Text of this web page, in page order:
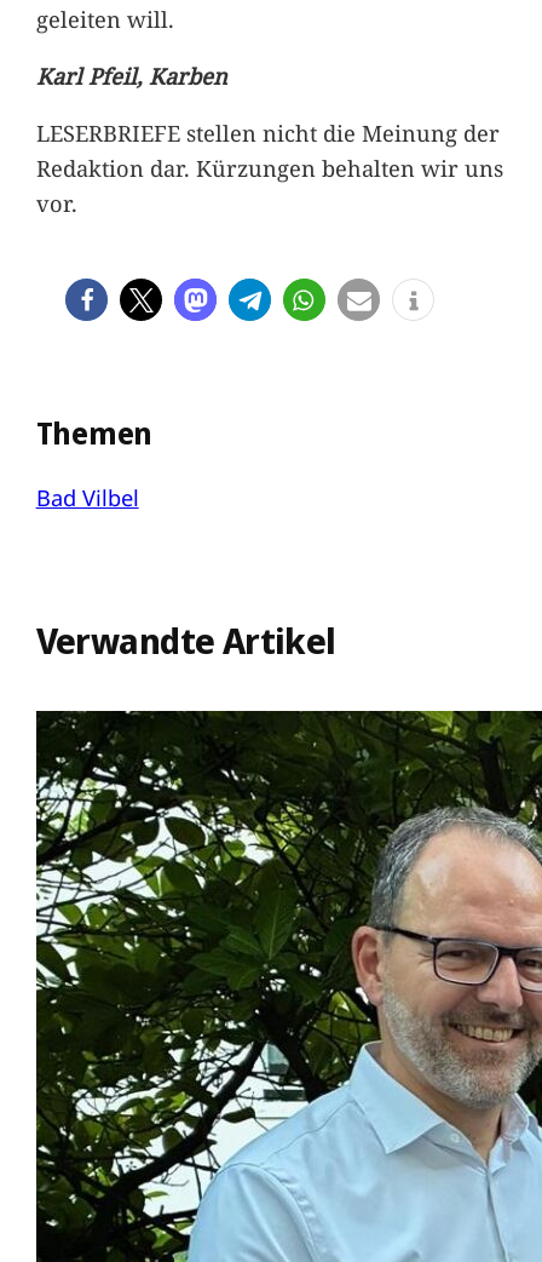
geleiten will.
Karl Pfeil, Karben
LESERBRIEFE stellen nicht die Meinung der
Redaktion dar. Kürzungen behalten wir uns
vor.
Themen
Bad Vilbel
Verwandte Artikel